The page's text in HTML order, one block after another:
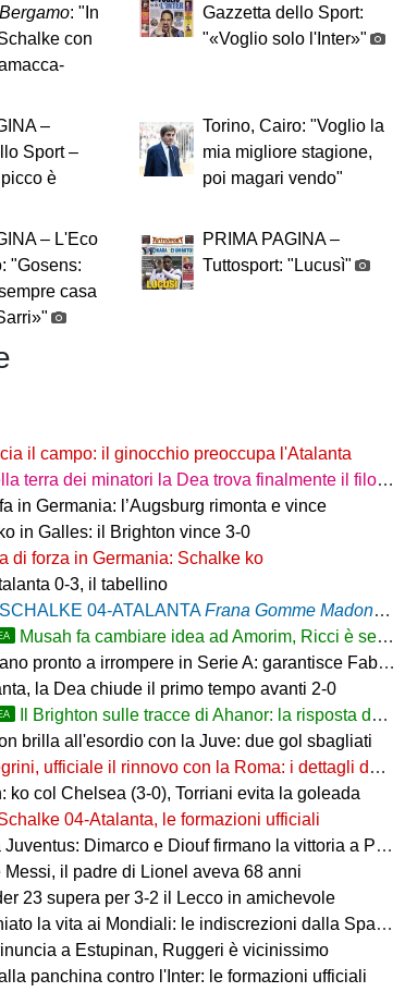
: "In
con
Gazzetta dello Sport:
"«Voglio solo l'Inter»"
–
Sport –
è
Torino, Cairo: "Voglio la
mia migliore stagione,
poi magari vendo"
– L'Eco
"Gosens:
casa
PRIMA PAGINA –
Tuttosport: "Lucusì"
il campo: il ginocchio preoccupa l'Atalanta
terra dei minatori la Dea trova finalmente il filone
in Germania: l’Augsburg rimonta e vince
in Galles: il Brighton vince 3-0
di forza in Germania: Schalke ko
0-3, il tabellino
SCHALKE 04-ATALANTAFrana Gomme Madone ,
Musah fa cambiare idea ad Amorim, Ricci è sempre in partenza
pronto a irrompere in Serie A: garantisce Fabregas
la Dea chiude il primo tempo avanti 2-0
Il Brighton sulle tracce di Ahanor: la risposta dell'Atalanta
brilla all'esordio con la Juve: due gol sbagliati
ufficiale il rinnovo con la Roma: i dettagli del contratto
ko col Chelsea (3-0), Torriani evita la goleada
04-Atalanta, le formazioni ufficiali
Juventus: Dimarco e Diouf firmano la vittoria a Perth
Messi, il padre di Lionel aveva 68 anni
23 supera per 3-2 il Lecco in amichevole
la vita ai Mondiali: le indiscrezioni dalla Spagna
a Estupinan, Ruggeri è vicinissimo
panchina contro l'Inter: le formazioni ufficiali